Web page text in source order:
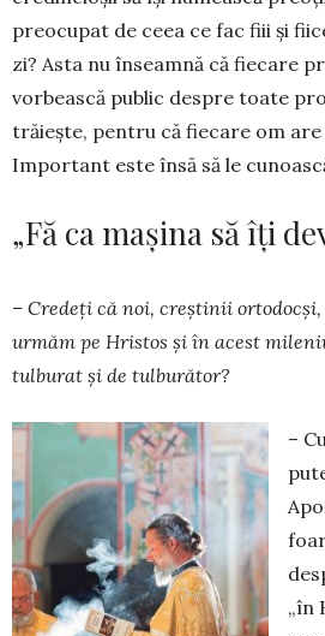
preocupat de ceea ce fac fiii și
zi? Asta nu înseamnă că fiecare
vorbească public despre toate
trăiește, pentru că fiecare om
Important este însă să le
„Fă ca mașina să îți
– Credeți că noi, creștinii ortodocși,
urmăm pe Hristos și în acest
tulburat și de tulburător?
–
„în